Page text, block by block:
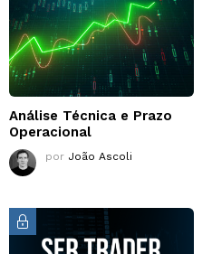
Análise Técnica e Prazo
Operacional
por João Ascoli